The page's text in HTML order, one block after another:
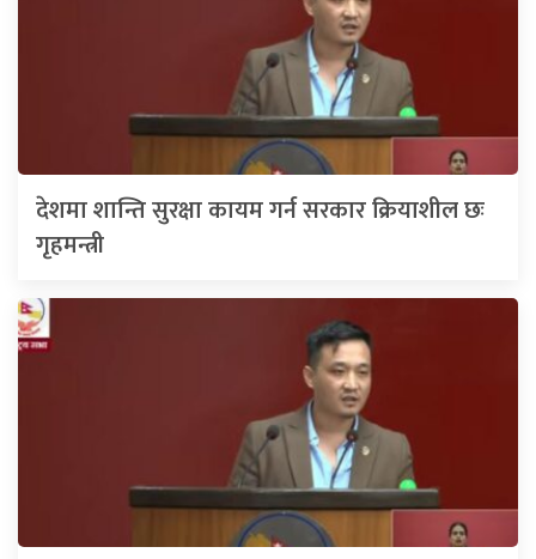
देशमा शान्ति सुरक्षा कायम गर्न सरकार क्रियाशील छः
गृहमन्त्री